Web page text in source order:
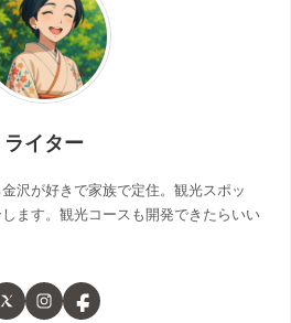
ライター
沢が好きで家族で定住。観光スポッ
ます。観光コースも開発できたらいい